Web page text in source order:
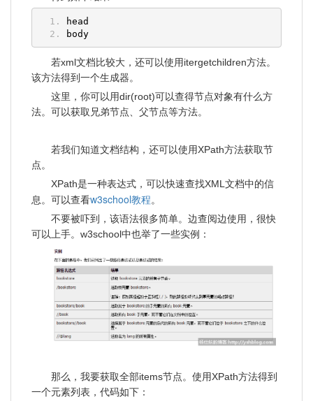
head
body
若xml文档比较大，还可以使用itergetchildren方法。
该方法得到一个生成器。
这里，你可以用dir(root)可以查得节点对象有什么方
法。可以获取兄弟节点、父节点等方法。
若我们知道文档结构，还可以使用XPath方法获取节
点。
XPath是一种表达式，可以快速查找XML文档中的信
息。可以查看w3school教程。
不要被吓到，该语法很多简单。边查阅边使用，很快
可以上手。w3school中也举了一些实例：
那么，我要获取全部items节点。使用XPath方法得到
一个元素列表，代码如下：